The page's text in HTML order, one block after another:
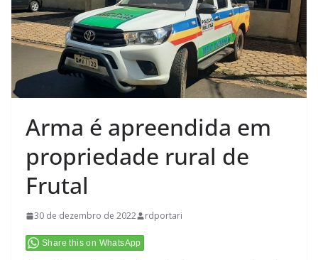
Arma é apreendida em
propriedade rural de
Frutal
30 de dezembro de 2022 rdportari
Share this on WhatsApp